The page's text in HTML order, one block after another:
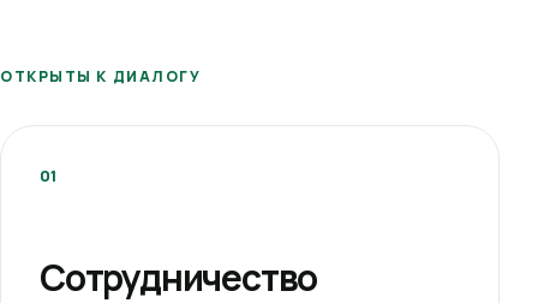
ОТКРЫТЫ К ДИАЛОГУ
01
Сотрудничество